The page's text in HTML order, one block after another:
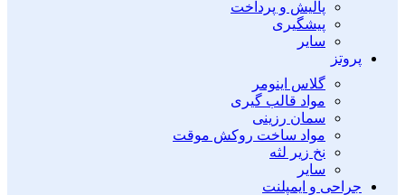
پالیش و پرداخت
پیشگیری
سایر
پروتز
گلاس اینومر
مواد قالب گیری
سمان رزینی
مواد ساخت روکش موقت
نخ زیر لثه
سایر
جراحی و ایمپلنت